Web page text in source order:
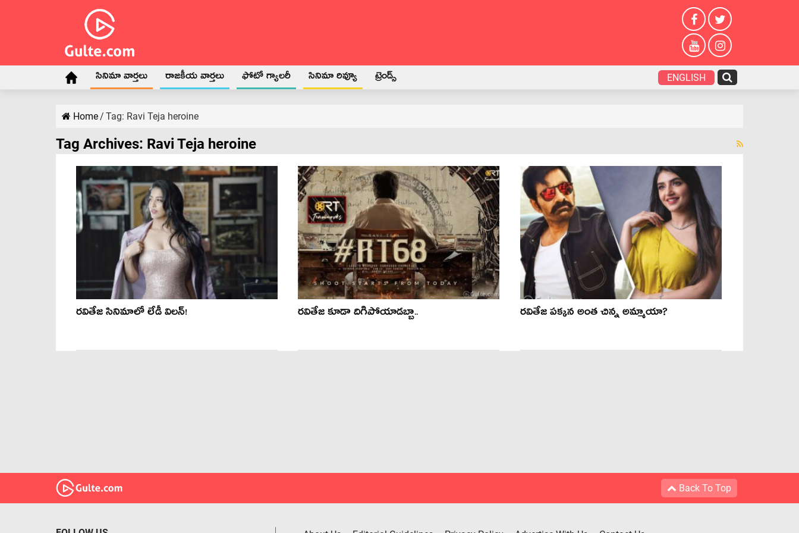
సినిమా వార్తలు రాజకీయ వార్తలు ఫోటో గ్యాలరీ సినిమా రివ్యూ ట్రెండ్స్ ENGLISH
Home/ Tag: Ravi Teja heroine
Tag Archives: Ravi Teja heroine
రవితేజ సినిమాలో లేడీ విలన్! రవితేజ కూడా దిగిపోయాడబ్బా.. రవితేజ పక్కన అంత చిన్న అమ్మాయా?
Back To Top